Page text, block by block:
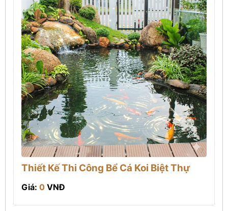
Thiết Kế Thi Công Bể Cá Koi Biệt Thự
Giá: 0 VNĐ